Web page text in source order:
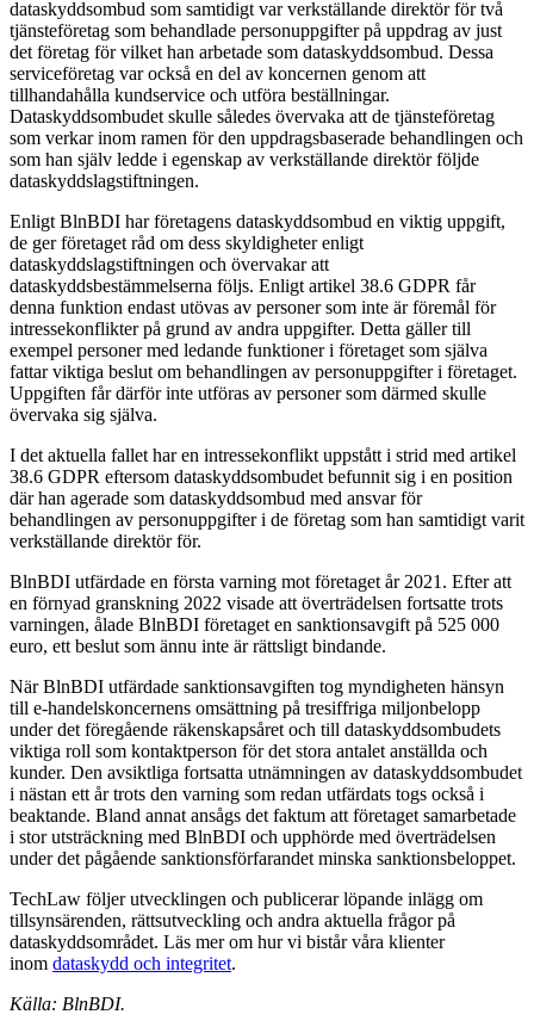
dataskyddsombud som samtidigt var verkställande direktör för två
tjänsteföretag som behandlade personuppgifter på uppdrag av just
det företag för vilket han arbetade som dataskyddsombud. Dessa
serviceföretag var också en del av koncernen genom att
tillhandahålla kundservice och utföra beställningar.
Dataskyddsombudet skulle således övervaka att de tjänsteföretag
som verkar inom ramen för den uppdragsbaserade behandlingen och
som han själv ledde i egenskap av verkställande direktör följde
dataskyddslagstiftningen.
Enligt BlnBDI har företagens dataskyddsombud en viktig uppgift,
de ger företaget råd om dess skyldigheter enligt
dataskyddslagstiftningen och övervakar att
dataskyddsbestämmelserna följs. Enligt artikel 38.6 GDPR får
denna funktion endast utövas av personer som inte är föremål för
intressekonflikter på grund av andra uppgifter. Detta gäller till
exempel personer med ledande funktioner i företaget som själva
fattar viktiga beslut om behandlingen av personuppgifter i företaget.
Uppgiften får därför inte utföras av personer som därmed skulle
övervaka sig själva.
I det aktuella fallet har en intressekonflikt uppstått i strid med artikel
38.6 GDPR eftersom dataskyddsombudet befunnit sig i en position
där han agerade som dataskyddsombud med ansvar för
behandlingen av personuppgifter i de företag som han samtidigt varit
verkställande direktör för.
BlnBDI utfärdade en första varning mot företaget år 2021. Efter att
en förnyad granskning 2022 visade att överträdelsen fortsatte trots
varningen, ålade BlnBDI företaget en sanktionsavgift på 525 000
euro, ett beslut som ännu inte är rättsligt bindande.
När BlnBDI utfärdade sanktionsavgiften tog myndigheten hänsyn
till e-handelskoncernens omsättning på tresiffriga miljonbelopp
under det föregående räkenskapsåret och till dataskyddsombudets
viktiga roll som kontaktperson för det stora antalet anställda och
kunder. Den avsiktliga fortsatta utnämningen av dataskyddsombudet
i nästan ett år trots den varning som redan utfärdats togs också i
beaktande. Bland annat ansågs det faktum att företaget samarbetade
i stor utsträckning med BlnBDI och upphörde med överträdelsen
under det pågående sanktionsförfarandet minska sanktionsbeloppet.
TechLaw följer utvecklingen och publicerar löpande inlägg om
tillsynsärenden, rättsutveckling och andra aktuella frågor på
dataskyddsområdet. Läs mer om hur vi bistår våra klienter
inom dataskydd och integritet.
Källa: BlnBDI.